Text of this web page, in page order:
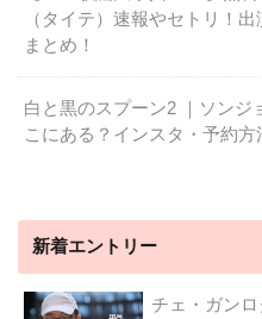
（タイテ）速報やセトリ！
まとめ！
白と黒のスプーン2 ｜ソンジ
こにある？インスタ・予約方
新着エントリー
チェ・ガン